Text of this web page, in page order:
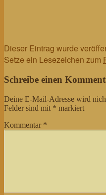
Dieser Eintrag wurde
Setze ein Lesezeichen zum
Schreibe einen
Deine E-Mail-Adresse wird
Felder sind mit * markiert
Kommentar *